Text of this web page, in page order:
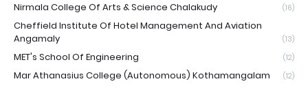
Nirmala College Of Arts & Science Chalakudy (16)
Cheffield Institute Of Hotel Management And Aviation
Angamaly
(13)
MET's School Of Engineering (12)
Mar Athanasius College (Autonomous) Kothamangalam (12)